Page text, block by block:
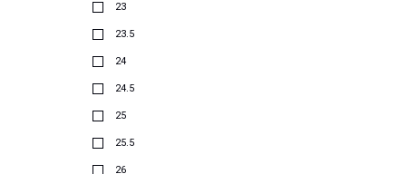
23
23.5
24
24.5
25
25.5
26